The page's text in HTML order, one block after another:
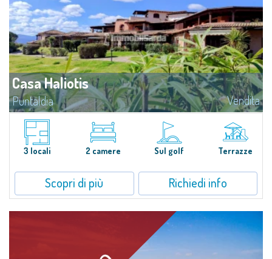
Casa Haliotis
Puntaldia Vendita
​Casa Haliotis - Comfort e relax a due passi dal mareNel cuore di Puntaldia,
a breve distanza dalla spiaggia e dalla piazzetta con tutti i servizi, Casa
Haliotis è un accogliente trilocale perfetto per...
3 locali
2 camere Sul golf Terrazze
Scopri di più Richiedi info